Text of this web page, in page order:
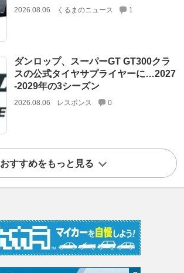
2026.08.06 くるまのニュース 1
ダンロップ、スーパーGT GT300クラ
スの公式タイヤサプライヤーに…2027
‐2029年の3シーズン
2026.08.06 レスポンス 0
おすすめをもっと見る